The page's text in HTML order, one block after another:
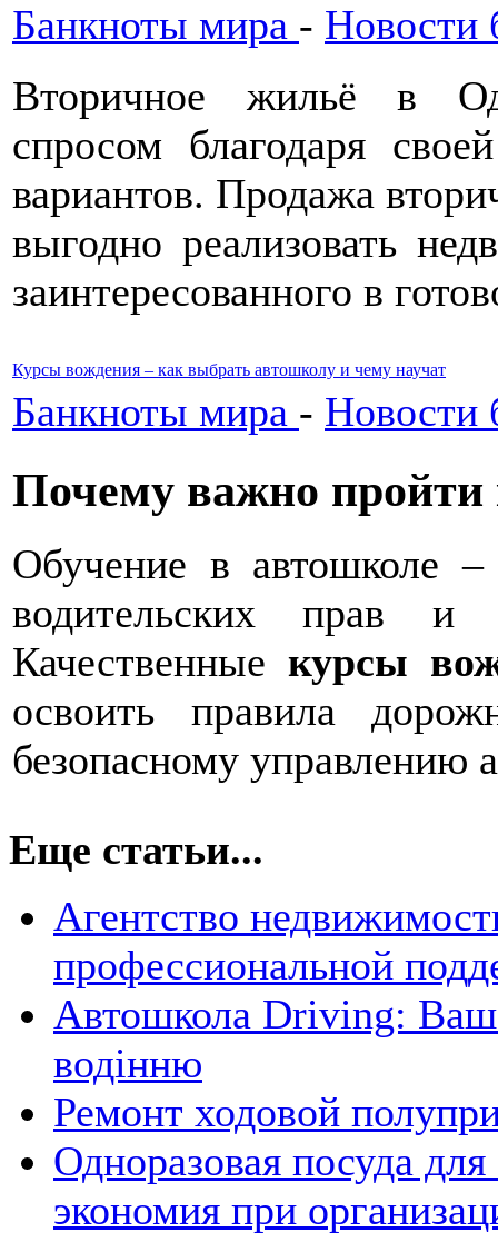
Банкноты мира - Новости
Вторичное жильё в
спросом благодаря
вариантов. Продажа
выгодно реализовать
заинтересованного в
Курсы вождения – как выбрать автошколу и чему научат
Банкноты мира - Новости
Почему важно
Обучение в автошколе
водительских прав и
Качественныекурсы
освоить правила
безопасному управлению
Еще статьи...
Агентство
профессиональной
Автошкола Driving: Ваш
водінню
Ремонт ходовой
Одноразовая посуда
экономия при